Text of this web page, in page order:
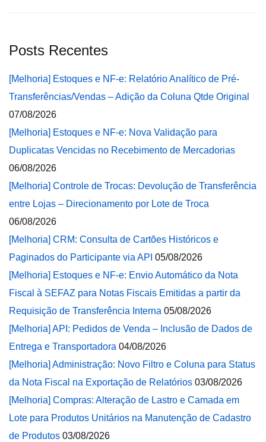
Posts Recentes
[Melhoria] Estoques e NF-e: Relatório Analítico de Pré-
Transferências/Vendas – Adição da Coluna Qtde Original
07/08/2026
[Melhoria] Estoques e NF-e: Nova Validação para
Duplicatas Vencidas no Recebimento de Mercadorias
06/08/2026
[Melhoria] Controle de Trocas: Devolução de Transferência
entre Lojas – Direcionamento por Lote de Troca
06/08/2026
[Melhoria] CRM: Consulta de Cartões Históricos e
Paginados do Participante via API 05/08/2026
[Melhoria] Estoques e NF-e: Envio Automático da Nota
Fiscal à SEFAZ para Notas Fiscais Emitidas a partir da
Requisição de Transferência Interna 05/08/2026
[Melhoria] API: Pedidos de Venda – Inclusão de Dados de
Entrega e Transportadora 04/08/2026
[Melhoria] Administração: Novo Filtro e Coluna para Status
da Nota Fiscal na Exportação de Relatórios 03/08/2026
[Melhoria] Compras: Alteração de Lastro e Camada em
Lote para Produtos Unitários na Manutenção de Cadastro
de Produtos 03/08/2026